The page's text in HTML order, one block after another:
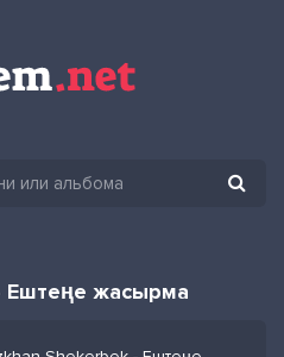
Ештеңе жасырма